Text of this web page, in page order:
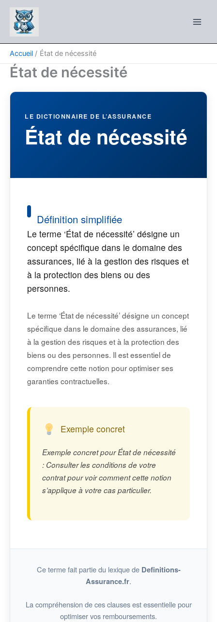
contenu
Accueil État de nécessité
État de nécessité
LE DICTIONNAIRE DE L’ASSURANCE
État de nécessité
Définition simplifiée
Le terme ‘État de nécessité’ désigne un
concept spécifique dans le domaine des
assurances, lié à la gestion des risques et
à la protection des biens ou des
personnes.
Le terme ‘État de nécessité’ désigne un concept
spécifique dans le domaine des assurances, lié
à la gestion des risques et à la protection des
biens ou des personnes. Il est essentiel de
comprendre cette notion pour optimiser ses
garanties contractuelles.
Exemple concret
Exemple concret pour État de nécessité
: Consulter les conditions de votre
contrat pour voir comment cette notion
s’applique à votre cas particulier.
Ce terme fait partie du lexique de Definitions-
Assurance.fr.
La compréhension de ces clauses est essentielle pour
optimiser vos remboursements.